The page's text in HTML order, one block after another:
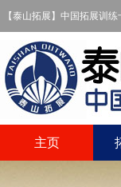
【泰山拓展】中国拓展训
主页